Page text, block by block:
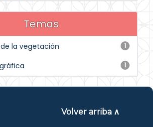
Temas
1
la vegetación
1
Volver arriba ∧